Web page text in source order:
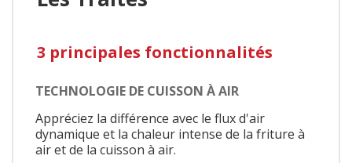
3 principales fonctionnalités
TECHNOLOGIE DE CUISSON À AIR
Appréciez la différence avec le flux d'air
dynamique et la chaleur intense de la friture à
air et de la cuisson à air.